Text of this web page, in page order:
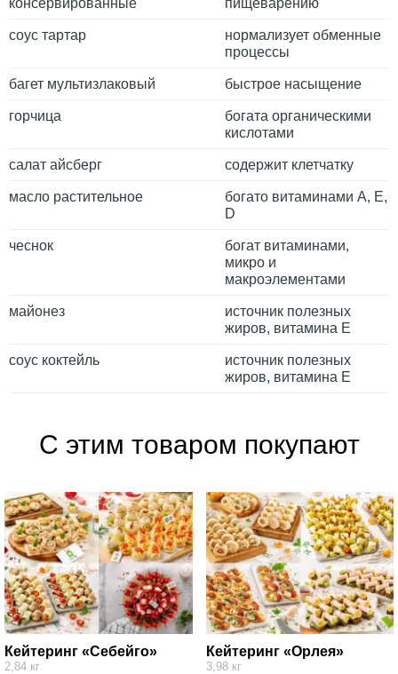
соус тартар
нормализует обменные
процессы
багет мультизлаковый быстрое насыщение
горчица
богата органическими
кислотами
салат айсберг содержит клетчатку
масло растительное
богато витаминами A, E,
D
чеснок
богат витаминами,
микро и
макроэлементами
майонез
источник полезных
жиров, витамина Е
соус коктейль
источник полезных
жиров, витамина Е
С этим товаром покупают
Кейтеринг «Себейго»
2,84 кг
Кейтеринг «Орлея»
3,98 кг